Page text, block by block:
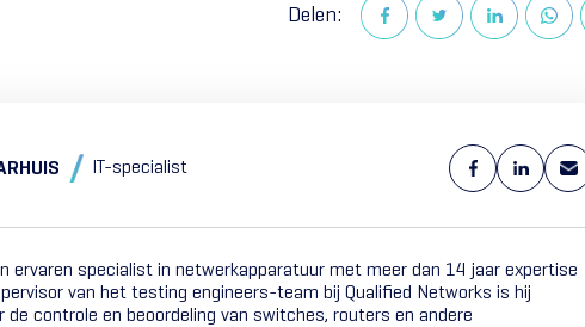
Delen:
IT-specialist
ervaren specialist in netwerkapparatuur met meer dan 14 jaar expertise
van het testing engineers-team bij Qualified Networks is hij
de controle en beoordeling van switches, routers en andere